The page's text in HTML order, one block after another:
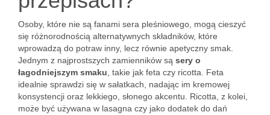
Osoby, które nie są fanami sera pleśniowego, mogą cieszyć
się różnorodnością alternatywnych składników, które
wprowadzą do potraw inny, lecz równie apetyczny smak.
Jednym z najprostszych zamienników są sery o
łagodniejszym smaku , takie jak feta czy ricotta. Feta
idealnie sprawdzi się w sałatkach, nadając im kremowej
konsystencji oraz lekkiego, słonego akcentu. Ricotta, z kolei,
może być używana w lasagna czy jako dodatek do dań